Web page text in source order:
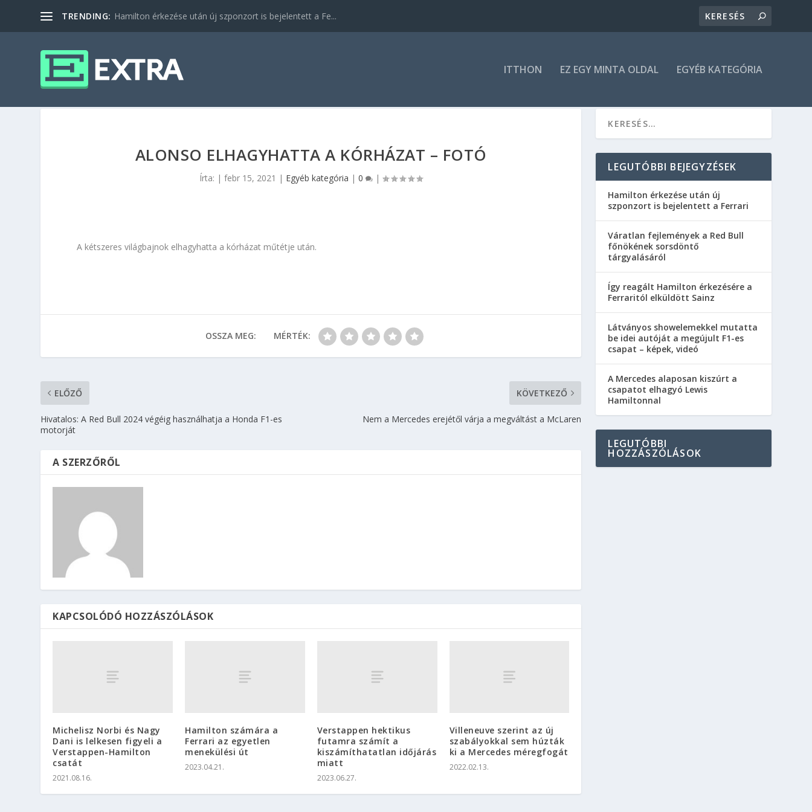
TRENDING: Hamilton érkezése után új szponzort is bejelentett a Fe...
ITTHON EZ EGY MINTA OLDAL EGYÉB KATEGÓRIA
ALONSO ELHAGYHATTA A KÓRHÁZAT – FOTÓ
Írta: |febr 15, 2021 | Egyéb kategória |0 |
A kétszeres világbajnok elhagyhatta a kórházat műtétje után.
OSSZA MEG: MÉRTÉK:
ELŐZŐ
Hivatalos: A Red Bull 2024 végéig használhatja a Honda F1-es
motorját
KÖVETKEZŐ
Nem a Mercedes erejétől várja a megváltást a McLaren
A SZERZŐRŐL
KAPCSOLÓDÓ HOZZÁSZÓLÁSOK
Michelisz Norbi és Nagy
Dani is lelkesen figyeli a
Verstappen-Hamilton
csatát
2021.08.16.
Hamilton számára a
Ferrari az egyetlen
menekülési út
2023.04.21.
Verstappen hektikus
futamra számít a
kiszámíthatatlan időjárás
miatt
2023.06.27.
Villeneuve szerint az új
szabályokkal sem húzták
ki a Mercedes méregfogát
2022.02.13.
LEGUTÓBBI BEJEGYZÉSEK
Hamilton érkezése után új
szponzort is bejelentett a Ferrari
Váratlan fejlemények a Red Bull
főnökének sorsdöntő
tárgyalásáról
Így reagált Hamilton érkezésére a
Ferraritól elküldött Sainz
Látványos showelemekkel mutatta
be idei autóját a megújult F1-es
csapat – képek, videó
A Mercedes alaposan kiszúrt a
csapatot elhagyó Lewis
Hamiltonnal
LEGUTÓBBI
HOZZÁSZÓLÁSOK